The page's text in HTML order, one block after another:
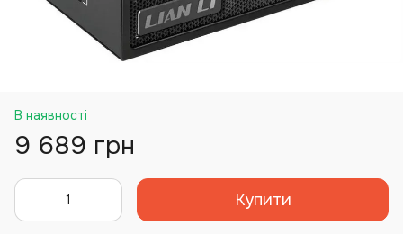
В наявності
9 689 грн
Купити